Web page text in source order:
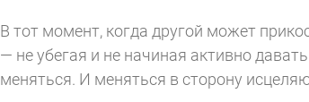
В тот момент, когда другой может
— не убегая и не начиная активно
меняться. И меняться в сторону